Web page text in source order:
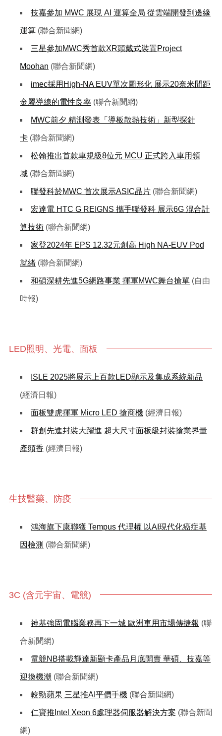
技嘉參加 MWC 展現 AI 運算全局 從雲端開發到邊緣
運算 (聯合新聞網)
三星參加MWC秀首款XR頭戴式裝置Project
Moohan (聯合新聞網)
imec採用High-NA EUV單次圖形化 展示20奈米間距
金屬導線的電性良率 (聯合新聞網)
MWC前夕 精測發表「導板散熱技術」新型探針
卡 (聯合新聞網)
松翰推出首款車規級8位元 MCU 正式跨入車用領
域 (聯合新聞網)
聯發科於MWC 首次展示ASIC晶片 (聯合新聞網)
宏達電 HTC G REIGNS 攜手聯發科 展示6G 混合計
算技術 (聯合新聞網)
家登2024年 EPS 12.32元創高 High NA-EUV Pod
就緒 (聯合新聞網)
和碩深耕先進5G網路事業 揮軍MWC舞台搶單 (自由
時報)
LED照明、光電、面板
ISLE 2025將展示上百款LED顯示及集成系統新品
(經濟日報)
面板雙虎揮軍 Micro LED 搶商機 (經濟日報)
群創先進封裝大躍進 超大尺寸面板級封裝搶業界量
產頭香 (經濟日報)
生技醫藥、防疫
鴻海旗下康聯獲 Tempus 代理權 以AI現代化癌症基
因檢測 (聯合新聞網)
3C (含元宇宙、電競)
神基強固電腦業務再下一城 歐洲車用市場傳捷報 (聯
合新聞網)
電競NB搭載輝達新顯卡產品月底開賣 華碩、技嘉等
迎換機潮 (聯合新聞網)
較勁蘋果 三星推AI平價手機 (聯合新聞網)
仁寶推Intel Xeon 6處理器伺服器解決方案 (聯合新聞
網)